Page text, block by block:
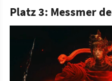
Platz 3: Messmer